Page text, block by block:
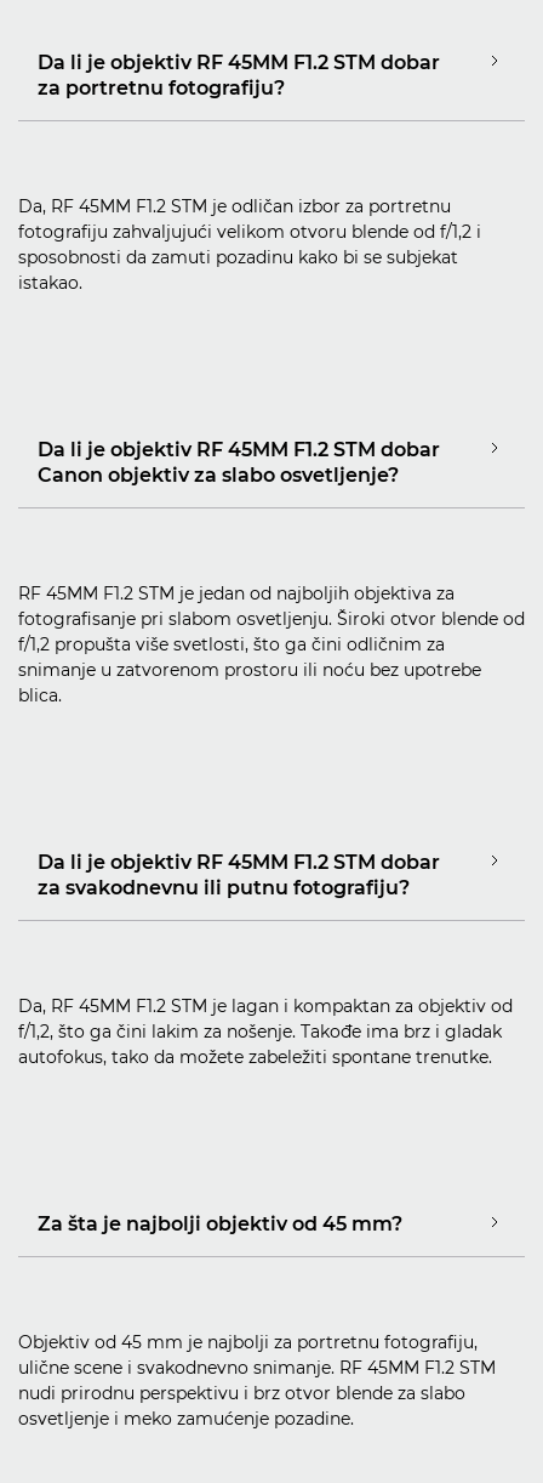
Da li je objektiv RF 45MM F1.2 STM dobar
za portretnu fotografiju?
Da, RF 45MM F1.2 STM je odličan izbor za portretnu
fotografiju zahvaljujući velikom otvoru blende od f/1,2 i
sposobnosti da zamuti pozadinu kako bi se subjekat
istakao.
Da li je objektiv RF 45MM F1.2 STM dobar
Canon objektiv za slabo osvetljenje?
RF 45MM F1.2 STM je jedan od najboljih objektiva za
fotografisanje pri slabom osvetljenju. Široki otvor blende od
f/1,2 propušta više svetlosti, što ga čini odličnim za
snimanje u zatvorenom prostoru ili noću bez upotrebe
blica.
Da li je objektiv RF 45MM F1.2 STM dobar
za svakodnevnu ili putnu fotografiju?
Da, RF 45MM F1.2 STM je lagan i kompaktan za objektiv od
f/1,2, što ga čini lakim za nošenje. Takođe ima brz i gladak
autofokus, tako da možete zabeležiti spontane trenutke.
Za šta je najbolji objektiv od 45 mm?
Objektiv od 45 mm je najbolji za portretnu fotografiju,
ulične scene i svakodnevno snimanje. RF 45MM F1.2 STM
nudi prirodnu perspektivu i brz otvor blende za slabo
osvetljenje i meko zamućenje pozadine.